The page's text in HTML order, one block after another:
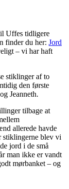
Uffes tidligere
finder du her: Jord
– vi har haft
stiklinger af to
den første
Jeanneth.
tilbage at
allerede havde
stiklingerne blev vi
jord i de små
man ikke er vandt
mørbanket – og